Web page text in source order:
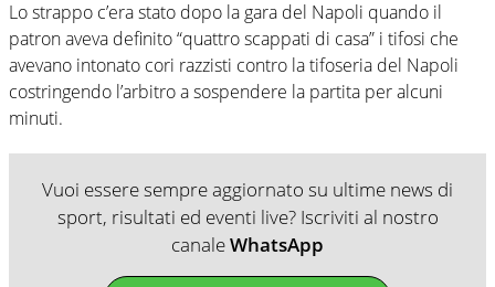
Lo strappo c’era stato dopo la gara del Napoli quando il
patron aveva definito “quattro scappati di casa” i tifosi che
avevano intonato cori razzisti contro la tifoseria del Napoli
costringendo l’arbitro a sospendere la partita per alcuni
minuti.
Vuoi essere sempre aggiornato su ultime news di
sport, risultati ed eventi live? Iscriviti al nostro
canaleWhatsApp